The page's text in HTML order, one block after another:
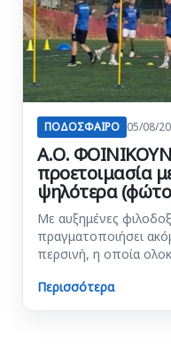
ΠΟΔΟΣΦΑΙΡΟ 05/08/
Α.Ο.
προετοιμασία
ψηλότερα
Με αυξημένες
πραγματοποιήσει
περσινή, η οποία
Περισσότερα